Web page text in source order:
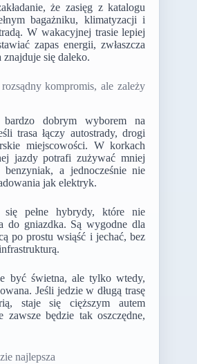
że zasięg z katalogu
bagażniku, klimatyzacji i
W wakacyjnej trasie lepiej
zapas energii, zwłaszcza
znajduje się daleko.
kompromis, ale zależy
dobrym wyborem na
trasa łączy autostrady, drogi
miejscowości. W korkach
jazdy potrafi zużywać mniej
a jednocześnie nie
jak elektryk.
się pełne hybrydy, które nie
do gniazdka. Są wygodne dla
po prostu wsiąść i jechać, bez
być świetna, ale tylko wtedy,
Jeśli jedzie w długą trasę
staje się cięższym autem
zawsze będzie tak oszczędne,
najlepsza